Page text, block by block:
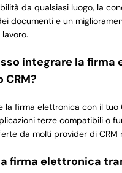
da qualsiasi luogo, la
documenti e un
integrare la firma
CRM?
la firma elettronica con il tuo
terze compatibili o
da molti provider di CRM
firma elettronica